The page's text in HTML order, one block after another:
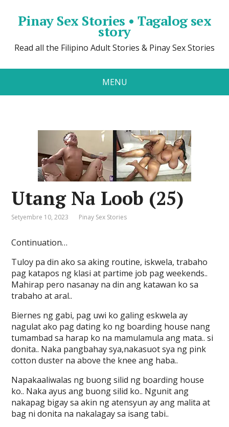
Pinay Sex Stories • Tagalog sex
story
Read all the Filipino Adult Stories & Pinay Sex Stories
MENU
Utang Na Loob (25)
Setyembre 10, 2023 Pinay Sex Stories
Continuation…
Tuloy pa din ako sa aking routine, iskwela, trabaho
pag katapos ng klasi at partime job pag weekends..
Mahirap pero nasanay na din ang katawan ko sa
trabaho at aral..
Biernes ng gabi, pag uwi ko galing eskwela ay
nagulat ako pag dating ko ng boarding house nang
tumambad sa harap ko na mamulamula ang mata.. si
donita.. Naka pangbahay sya,nakasuot sya ng pink
cotton duster na above the knee ang haba..
Napakaaliwalas ng buong silid ng boarding house
ko.. Naka ayus ang buong silid ko.. Ngunit ang
nakapag bigay sa akin ng atensyun ay ang malita at
bag ni donita na nakalagay sa isang tabi..